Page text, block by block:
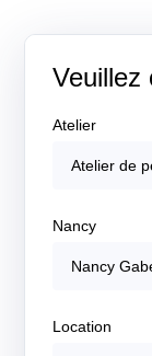
Veuillez
Atelier
Nancy
Nancy
Location